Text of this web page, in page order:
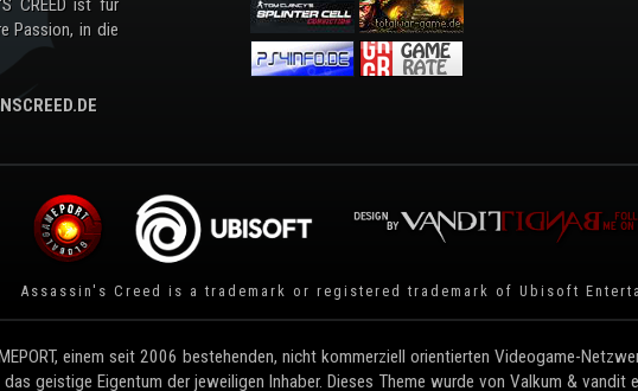
Passion, in die
Assassin's Creed is a trademark or registered trademark of Ubisoft
einem seit 2006 bestehenden, nicht kommerziell orientierten Videogame-
geistige Eigentum der jeweiligen Inhaber. Dieses Theme wurde von Valkum & vandit